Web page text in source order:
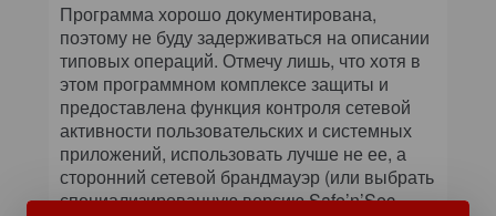
Программа хорошо документирована,
поэтому не буду задерживаться на описании
типовых операций. Отмечу лишь, что хотя в
этом программном комплексе защиты и
предоставлена функция контроля сетевой
активности пользовательских и системных
приложений, использовать лучше не ее, а
сторонний сетевой брандмауэр (или выбрать
специализированную версию Safe’n’Sec —